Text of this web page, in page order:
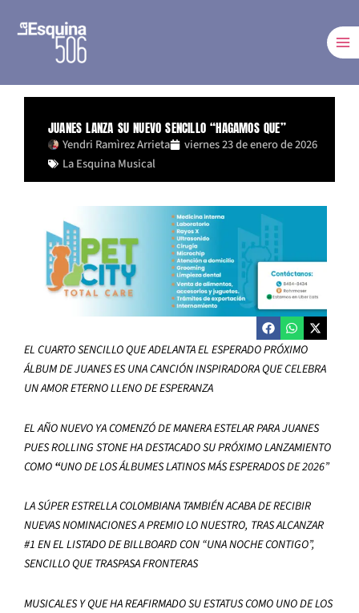
JUANES LANZA SU NUEVO SENCILLO “HAGAMOS QUE”
Yendri Ramìrez Arrieta
viernes 23 de enero de 2026
La Esquina Musical
EL CUARTO SENCILLO QUE ADELANTA EL ESPERADO PRÓXIMO
ÁLBUM DE JUANES ES UNA CANCIÓN INSPIRADORA QUE CELEBRA
UN AMOR ETERNO LLENO DE ESPERANZA
EL AÑO NUEVO YA COMENZÓ DE MANERA ESTELAR PARA JUANES
PUES ROLLING STONE HA DESTACADO SU PRÓXIMO LANZAMIENTO
COMO“UNO DE LOS ÁLBUMES LATINOS MÁS ESPERADOS DE 2026”
LA SÚPER ESTRELLA COLOMBIANA TAMBIÉN ACABA DE RECIBIR
NUEVAS NOMINACIONES A PREMIO LO NUESTRO, TRAS ALCANZAR
#1 EN EL LISTADO DE BILLBOARD CON “UNA NOCHE CONTIGO”,
SENCILLO QUE TRASPASA FRONTERAS
MUSICALES Y QUE HA REAFIRMADO SU ESTATUS COMO UNO DE LOS